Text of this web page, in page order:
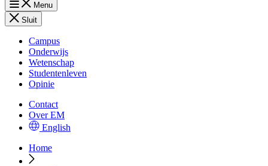
Menu
Sluit
Campus
Onderwijs
Wetenschap
Studentenleven
Opinie
Contact
Over EM
English
Home